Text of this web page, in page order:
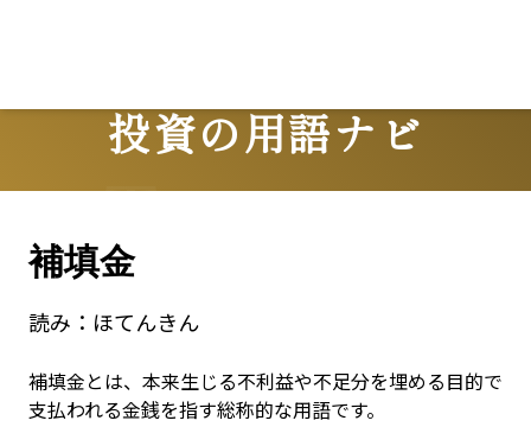
投資の用語ナビ
Terms
補填金
読み： ほてんきん
補填金とは、本来生じる不利益や不足分を埋める目的で
支払われる金銭を指す総称的な用語です。